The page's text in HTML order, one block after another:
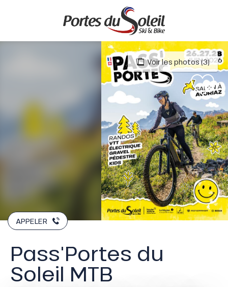
principal
Voir les photos (3)
APPELER
Pass'Portes du
Soleil MTB